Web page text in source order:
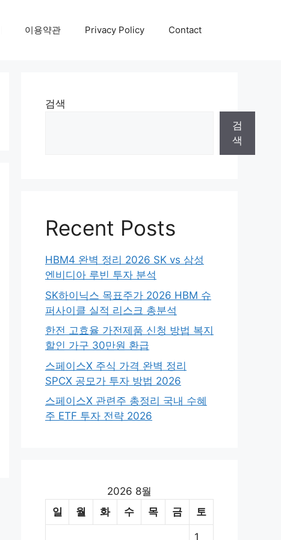
이용약관 Privacy Policy Contact
검색
검
색
Recent Posts
HBM4 완벽 정리 2026 SK vs 삼성
엔비디아 루빈 투자 분석
SK하이닉스 목표주가 2026 HBM 슈
퍼사이클 실적 리스크 총분석
한전 고효율 가전제품 신청 방법 복지
할인 가구 30만원 환급
스페이스X 주식 가격 완벽 정리
SPCX 공모가 투자 방법 2026
스페이스X 관련주 총정리 국내 수혜
주 ETF 투자 전략 2026
2026 8월
일
월 화 수 목 금 토
1